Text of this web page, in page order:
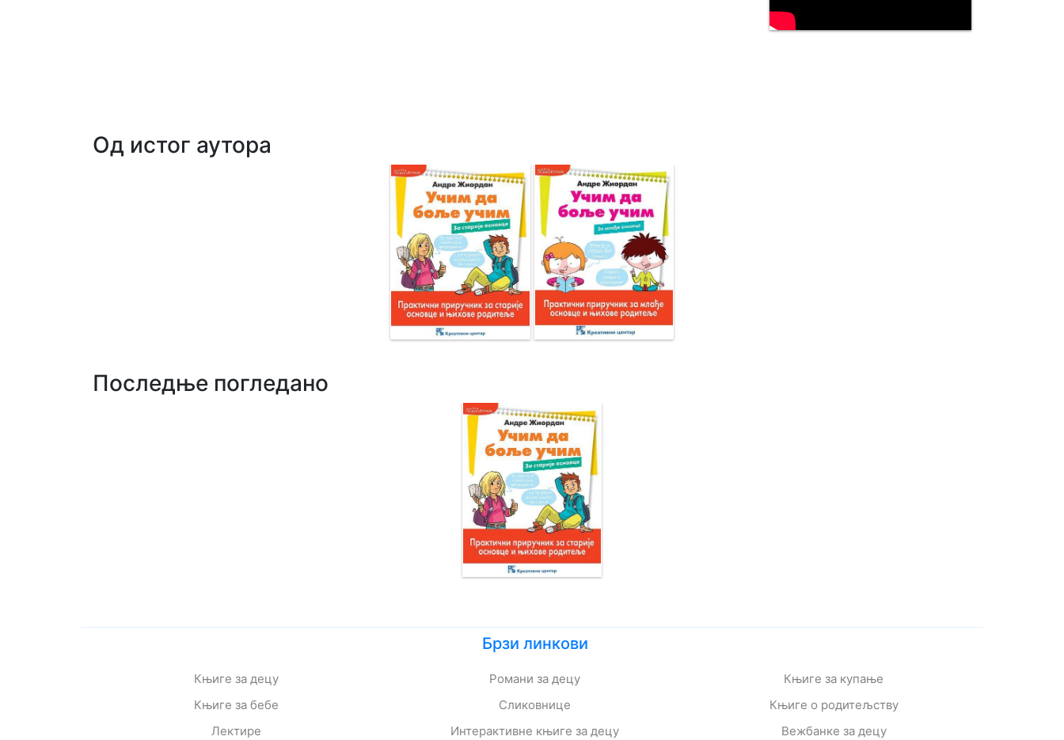
Од истог аутора
Последње погледано
Брзи линкови
Књиге за децу
Књиге за бебе
Лектире
Романи за децу
Сликовнице
Интерактивне књиге за децу
Књиге за купање
Књиге о родитељству
Вежбанке за децу